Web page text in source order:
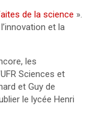
de la science ».
et la
les
Sciences et
et Guy de
le lycée Henri